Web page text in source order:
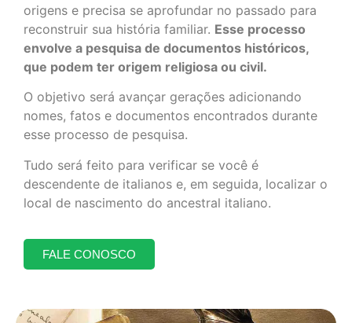
origens e precisa se aprofundar no passado para
reconstruir sua história familiar. Esse processo
envolve a pesquisa de documentos históricos,
que podem ter origem religiosa ou civil.
O objetivo será avançar gerações adicionando
nomes, fatos e documentos encontrados durante
esse processo de pesquisa.
Tudo será feito para verificar se você é
descendente de italianos e, em seguida, localizar o
local de nascimento do ancestral italiano.
FALE CONOSCO